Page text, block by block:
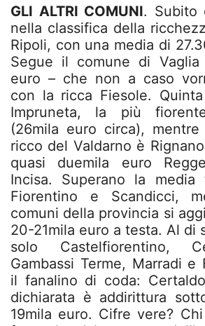
GLI ALTRI COMUNI. Subito
nella classifica della
Ripoli, con una media di
Segue il comune di
euro – che non a caso
con la ricca Fiesole.
Impruneta, la più
(26mila euro circa),
ricco del Valdarno è
quasi duemila euro
Incisa. Superano la media
Fiorentino e Scandicci,
comuni della provincia si
20-21mila euro a testa. Al di
solo Castelfiorentino,
Gambassi Terme, Marradi e
il fanalino di coda:
dichiarata è addirittura
19mila euro. Cifre vere?